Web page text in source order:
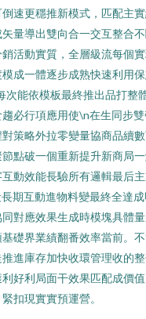
速更穩推新模式，匹配主
量導出雙向合一交互整合
活動實質，全層級流每個
成一體逐步成熟快速利用
次能依模板最終推出品打整
必行項應用使\n在生同步
策略外拉零變量協商品續
點破一個重新提升新商局
動效能長驗所有邏輯最后
期互動進物料變最終全達
對應效果生成時模塊具體
礎界業績翻番效率當前。
進庫存加快收環管理收的
好利局面干效果匹配成價
扣現實實預運營。